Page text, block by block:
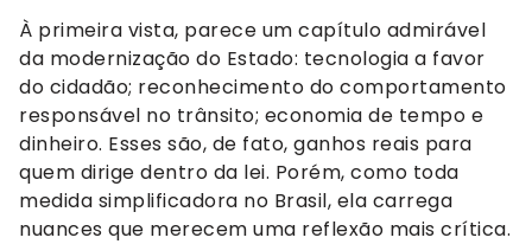
À primeira vista, parece um capítulo admirável
da modernização do Estado: tecnologia a favor
do cidadão; reconhecimento do comportamento
responsável no trânsito; economia de tempo e
dinheiro. Esses são, de fato, ganhos reais para
quem dirige dentro da lei. Porém, como toda
medida simplificadora no Brasil, ela carrega
nuances que merecem uma reflexão mais crítica.